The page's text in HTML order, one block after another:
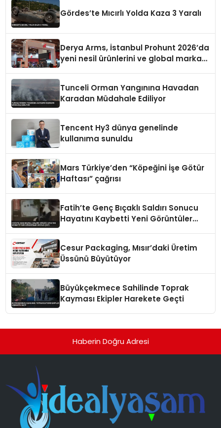
Gördes’te Mıcırlı Yolda Kaza 3 Yaralı
Derya Arms, İstanbul Prohunt 2026’da
yeni nesil ürünlerini ve global marka
Tunceli Orman Yangınına Havadan
Karadan Müdahale Ediliyor
Tencent Hy3 dünya genelinde
kullanıma sunuldu
Mars Türkiye’den “Köpeğini İşe Götür
Haftası” çağrısı
Fatih’te Genç Bıçaklı Saldırı Sonucu
Hayatını Kaybetti Yeni Görüntüler
Cesur Packaging, Mısır’daki Üretim
Üssünü Büyütüyor
Büyükçekmece Sahilinde Toprak
Kayması Ekipler Harekete Geçti
Haberin Doğru Adresi